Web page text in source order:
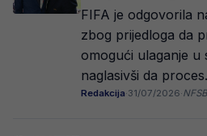
FIFA je odgovorila
zbog prijedloga da
omogući ulaganje u
naglasivši da
Redakcija·31/07/2026·